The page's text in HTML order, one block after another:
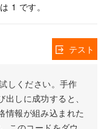
1 です。
しください。手作
しに成功すると、
情報が組み込まれた
テスト